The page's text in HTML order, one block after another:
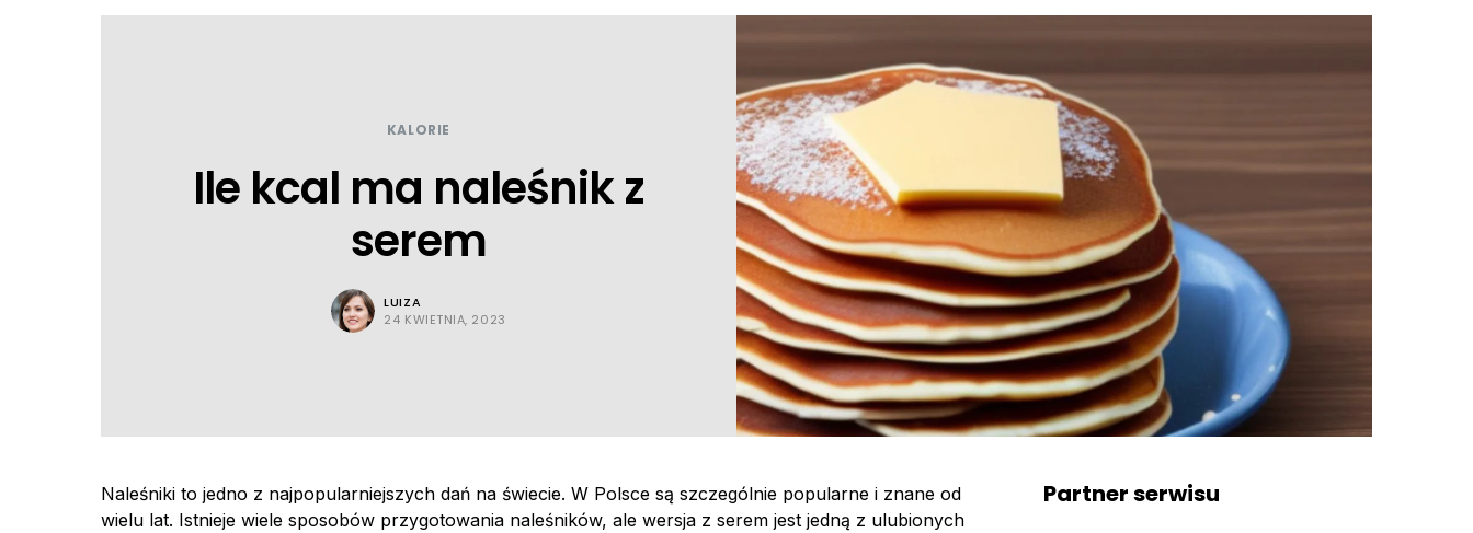
KALORIE
Ile kcal ma naleśnik z
serem
LUIZA
24 KWIETNIA, 2023
Naleśniki to jedno z najpopularniejszych dań na świecie. W Polsce są szczególnie popularne i znane od
wielu lat. Istnieje wiele sposobów przygotowania naleśników, ale wersja z serem jest jedną z ulubionych
Partner serwisu